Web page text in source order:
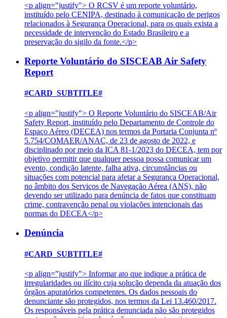
<p align="justify"> O RCSV é um reporte voluntário,
instituído pelo CENIPA, destinado à comunicação de perigos
relacionados à Segurança Operacional, para os quais exista a
necessidade de intervenção do Estado Brasileiro e a
preservação do sigilo da fonte.</p>
Reporte Voluntário do SISCEAB Air Safety
Report
#CARD_SUBTITLE#
<p align="justify"> O Reporte Voluntário do SISCEAB/Air
Safety Report, instituído pelo Departamento de Controle do
Espaço Aéreo (DECEA) nos termos da Portaria Conjunta nº
5.754/COMAER/ANAC, de 23 de agosto de 2022, e
disciplinado por meio da ICA 81-1/2023 do DECEA, tem por
objetivo permitir que qualquer pessoa possa comunicar um
evento, condição latente, falha ativa, circunstâncias ou
situações com potencial para afetar a Segurança Operacional,
no âmbito dos Serviços de Navegação Aérea (ANS), não
devendo ser utilizado para denúncia de fatos que constituam
crime, contravenção penal ou violações intencionais das
normas do DECEA</p>
Denúncia
#CARD_SUBTITLE#
<p align="justify"> Informar ato que indique a prática de
irregularidades ou ilícito cuja solução dependa da atuação dos
órgãos apuratórios competentes. Os dados pessoais do
denunciante são protegidos, nos termos da Lei 13.460/2017.
Os responsáveis pela prática denunciada não são protegidos